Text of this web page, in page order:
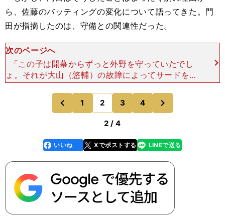
ら、佐藤のバッティングの変化について語ってきた。門
田が指摘したのは、守備との関連性だった。
次のページへ
「この子は開幕からずっと外野を守っていたでし
ょ。それが大山（悠輔）の故障によってサードをす
ることになった。内野の守備がまたうまいからビッ
クリしたんやけど、オレはこのポジション変更がバ
ットに影響してるん
前
のページへ
1 2 3 4
のページへ
2 / 4
faceboo
k
いいね Xでポストする
line LINEで送る